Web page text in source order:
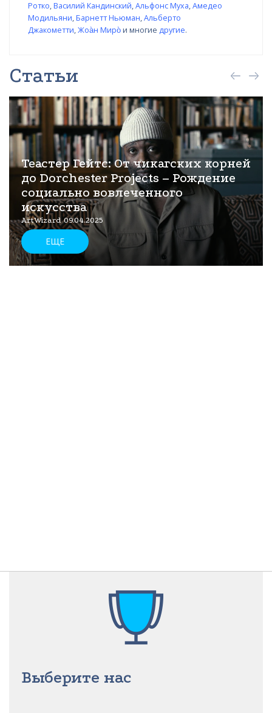
Ротко,Василий Кандинский,Альфонс Муха,Амедео
Модильяни,Барнетт Ньюман,Альберто
Джакометти,Жоа̀н Миро̀и многие другие.
Статьи
Теастер Гейтс: От чикагских корней
до Dorchester Projects – Рождение
социально вовлеченного
искусства
ArtWizard 09.04.2025
ЕЩЕ
Выберите нас